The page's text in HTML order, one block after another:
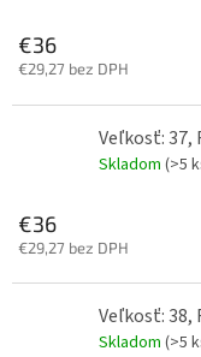
€36
€29,27 bez DPH
Veľkosť: 37,
Skladom (>5
€36
€29,27 bez DPH
Veľkosť: 38,
Skladom (>5